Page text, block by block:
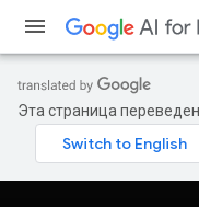
Эта страница